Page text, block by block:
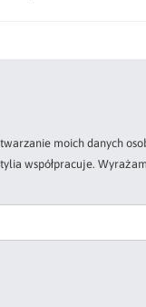
moich danych
współpracuje.